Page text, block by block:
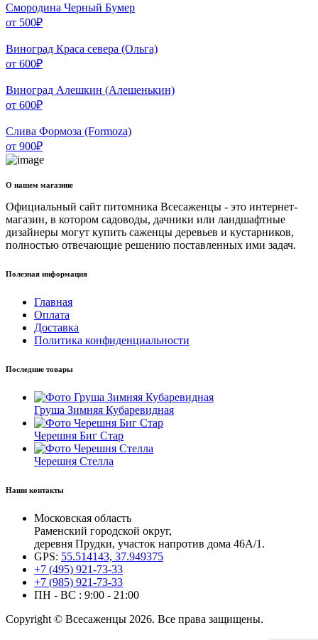
Смородина Черный Бумер
от 500₽
Виноград Краса севера (Ольга)
от 600₽
Виноград Алешкин (Алешенькин)
от 600₽
Слива Формоза (Formoza)
от 900₽
О нашем магазине
Официальный сайт питомника Всесаженцы - это интернет-
магазин, в котором садоводы, дачники или ландшафтные
дизайнеры могут купить саженцы деревьев и кустарников,
полностью отвечающие решению поставленных ими задач.
Полезная информация
Главная
Оплата
Доставка
Политика конфиденциальности
Последние товары
Груша Зимняя Кубаревидная
Черешня Биг Стар
Черешня Стелла
Наши контакты
Московская область
Раменский городской округ,
деревня Прудки, участок напротив дома 46А/1.
GPS: 55.514143, 37.949375
+7 (495) 921-73-33
+7 (985) 921-73-33
ПН - ВС : 9:00 - 21:00
Copyright © Всесаженцы 2026. Все права защищены.